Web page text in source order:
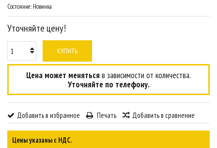
Состояние: Новинка
Уточняйте цену!
КУПИТЬ
Цена может меняться в зависимости от количества.
Уточняйте по телефону.
Добавить в избранное Печать Добавить в сравнение
Цены указаны с НДС.